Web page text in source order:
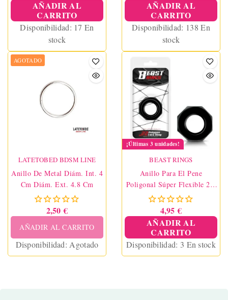
AÑADIR AL
CARRITO
Disponibilidad: 17 En
stock
AÑADIR AL
CARRITO
Disponibilidad: 138 En
stock
AGOTADO
LATETOBED BDSM LINE
Anillo De Metal Diám. Int. 4
Cm Diám. Ext. 4.8 Cm
2,50 €
AÑADIR AL CARRITO
Disponibilidad: Agotado
¡Últimas 3 unidades!
BEAST RINGS
Anillo Para El Pene
Poligonal Súper Flexible 2.2
Cm Negro
4,95 €
AÑADIR AL
CARRITO
Disponibilidad: 3 En stock